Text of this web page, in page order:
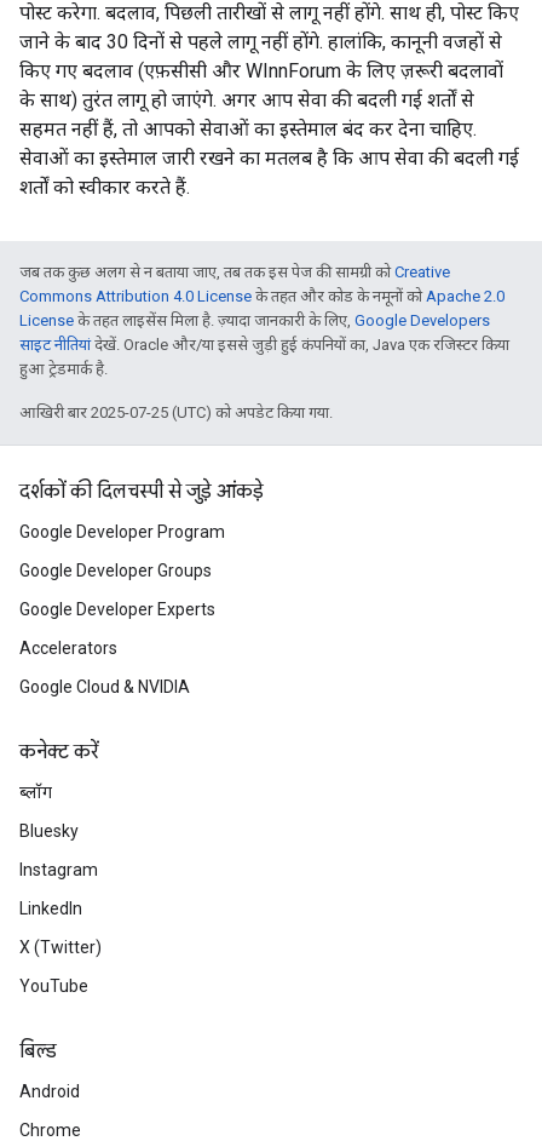
पोस्ट करेगा. बदलाव, पिछली तारीखों से लागू नहीं होंगे. साथ ही, पोस्ट किए
जाने के बाद 30 दिनों से पहले लागू नहीं होंगे. हालांकि, कानूनी वजहों से
किए गए बदलाव (एफ़सीसी और WInnForum के लिए ज़रूरी बदलावों
के साथ) तुरंत लागू हो जाएंगे. अगर आप सेवा की बदली गई शर्तों से
सहमत नहीं हैं, तो आपको सेवाओं का इस्तेमाल बंद कर देना चाहिए.
सेवाओं का इस्तेमाल जारी रखने का मतलब है कि आप सेवा की बदली गई
शर्तों को स्वीकार करते हैं.
जब तक कुछ अलग से न बताया जाए, तब तक इस पेज की सामग्री कोCreative
Commons Attribution 4.0 License के तहत और कोड के नमूनों कोApache 2.0
License के तहत लाइसेंस मिला है. ज़्यादा जानकारी के लिए, Google Developers
साइट नीतियांदेखें. Oracle और/या इससे जुड़ी हुई कंपनियों का, Java एक रजिस्टर किया
हुआ ट्रेडमार्क है.
आखिरी बार 2025-07-25 (UTC) को अपडेट किया गया.
दर्शकों की दिलचस्पी से जुड़े आंकड़े
Google Developer Program
Google Developer Groups
Google Developer Experts
Accelerators
Google Cloud & NVIDIA
कनेक्ट करें
ब्लॉग
Bluesky
Instagram
LinkedIn
X (Twitter)
YouTube
बिल्ड
Android
Chrome